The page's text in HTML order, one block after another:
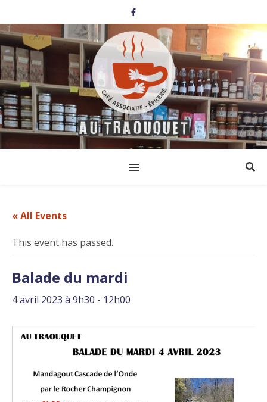
« All Events
This event has passed.
Balade du mardi
4 avril 2023 à 9h30 - 12h00